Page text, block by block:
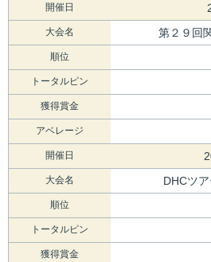
開催日
大会名 第２９回
順位
トータルピン
獲得賞金
アベレージ
開催日
大会名 DHCツ
順位
トータルピン
獲得賞金